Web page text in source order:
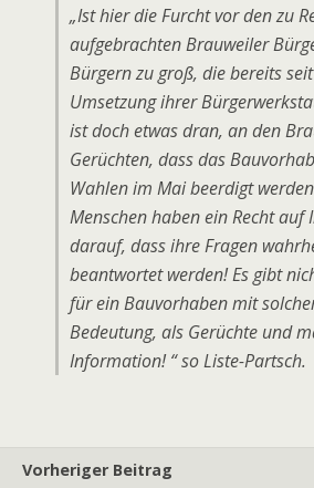
„Ist hier die Furcht vor den zu
aufgebrachten Brauweiler
Bürgern zu groß, die bereits
Umsetzung ihrer
ist doch etwas dran, an den
Gerüchten, dass das
Wahlen im Mai beerdigt
Menschen haben ein Recht
darauf, dass ihre Fragen
beantwortet werden! Es gibt
für ein Bauvorhaben mit
Bedeutung, als Gerüchte und
Information! “ so Liste-Partsch.
Vorheriger Beitrag